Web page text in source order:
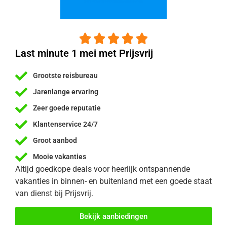
    
Last minute 1 mei met Prijsvrij
Grootste reisbureau
Jarenlange ervaring
Zeer goede reputatie
Klantenservice 24/7
Groot aanbod
Mooie vakanties
Altijd goedkope deals voor heerlijk ontspannende
vakanties in binnen- en buitenland met een goede staat
van dienst bij Prijsvrij.
Bekijk aanbiedingen